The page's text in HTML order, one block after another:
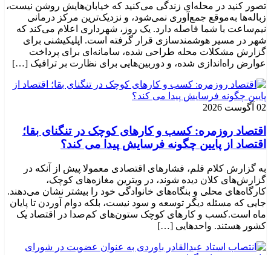
تصور کنید در محله‌ای زندگی می‌کنید که خیابان‌هایش روشن نیست،
زباله‌ها به‌موقع جمع‌آوری نمی‌شود، و نزدیک‌ترین مرکز درمانی
نیم‌ساعت با شما فاصله دارد. یک روز، شهرداری اعلام می‌کند که
شهر در مسیر هوشمندسازی قرار گرفته است. اپلیکیشنی برای
گزارش مشکلات محله طراحی شده، سامانه‌ای برای پرداخت
عوارض راه‌اندازی شده، و دوربین‌هایی برای نظارت بر ترافیک […]
02 آگوست 2026
اقتصاد روزمره: کسب‌ و کارهای کوچک در تنگنای بقا؛
اقتصاد از پایین چگونه فرسایش پیدا می کند؟
به گزارش کلام قلم، فشارهای اقتصادی معمولا پیش از آنکه در
گزارش‌های کلان دیده شوند، در ویترین مغازه‌های کوچک،
کارگاه‌های محلی و بنگاه‌های خانوادگی خود را بیشتر نشان می‌دهند.
جایی که مسئله دیگر توسعه و سود نیست، بلکه دوام آوردن تا پایان
ماه است.کسب‌ و کارهای کوچک ستون‌های کم‌صدا در اقتصاد یک
کشور هستند. واحدهایی […]